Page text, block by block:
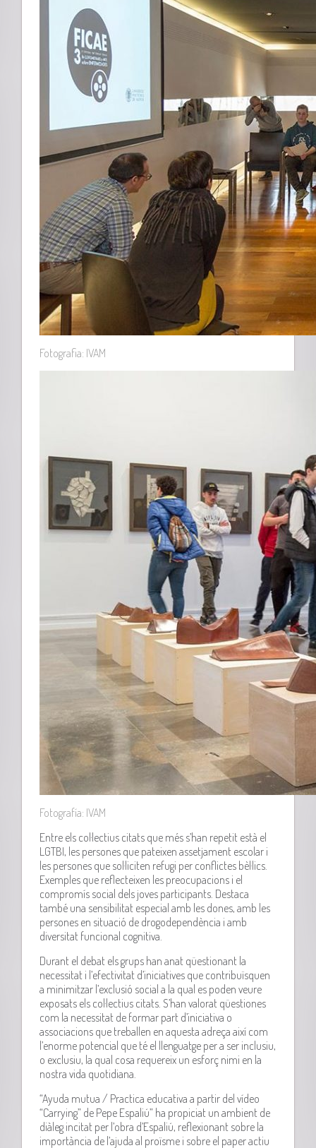
Fotografia: IVAM
Fotografía: IVAM
Entre els col·lectius citats que més s’han repetit està el
LGTBI, les persones que pateixen assetjament escolar i
les persones que sol·liciten refugi per conflictes bèl·lics.
Exemples que reflecteixen les preocupacions i el
compromís social dels joves participants. Destaca
també una sensibilitat especial amb les dones, amb les
persones en situació de drogodependència i amb
diversitat funcional cognitiva.
Durant el debat els grups han anat qüestionant la
necessitat i l’efectivitat d’iniciatives que contribuïsquen
a minimitzar l’exclusió social a la qual es poden veure
exposats els col·lectius citats. S’han valorat qüestiones
com la necessitat de formar part d’iniciativa o
associacions que treballen en aquesta adreça així com
l’enorme potencial que té el llenguatge per a ser inclusiu,
o exclusiu, la qual cosa requereix un esforç nimi en la
nostra vida quotidiana.
“Ayuda mutua / Practica educativa a partir del vídeo
“Carrying” de Pepe Espaliú” ha propiciat un ambient de
diàleg incitat per l’obra d’Espaliú, reflexionant sobre la
importància de l’ajuda al proïsme i sobre el paper actiu